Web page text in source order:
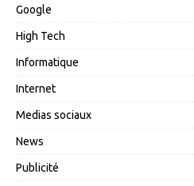
Google
High Tech
Informatique
Internet
Medias sociaux
News
Publicité